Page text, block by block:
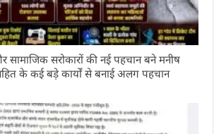
सामाजिक सरोकारों की नई पहचान बने मनीष
के कई बड़े कार्यों से बनाई अलग पहचान